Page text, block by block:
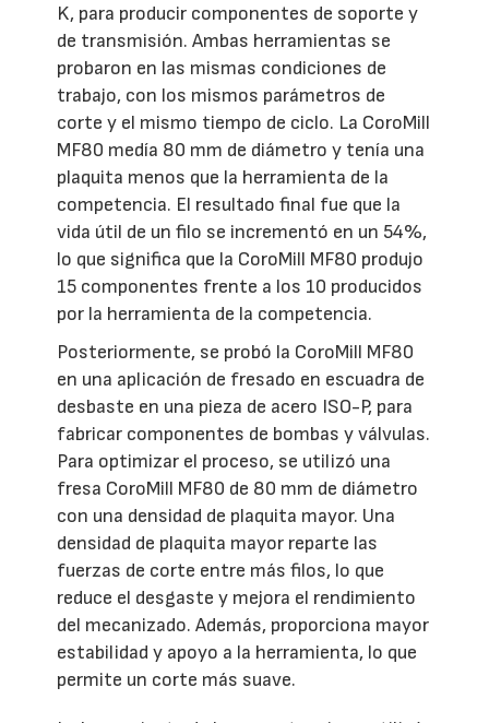
K, para producir componentes de soporte y
de transmisión. Ambas herramientas se
probaron en las mismas condiciones de
trabajo, con los mismos parámetros de
corte y el mismo tiempo de ciclo. La CoroMill
MF80 medía 80 mm de diámetro y tenía una
plaquita menos que la herramienta de la
competencia. El resultado final fue que la
vida útil de un filo se incrementó en un 54%,
lo que significa que la CoroMill MF80 produjo
15 componentes frente a los 10 producidos
por la herramienta de la competencia.
Posteriormente, se probó la CoroMill MF80
en una aplicación de fresado en escuadra de
desbaste en una pieza de acero ISO-P, para
fabricar componentes de bombas y válvulas.
Para optimizar el proceso, se utilizó una
fresa CoroMill MF80 de 80 mm de diámetro
con una densidad de plaquita mayor. Una
densidad de plaquita mayor reparte las
fuerzas de corte entre más filos, lo que
reduce el desgaste y mejora el rendimiento
del mecanizado. Además, proporciona mayor
estabilidad y apoyo a la herramienta, lo que
permite un corte más suave.